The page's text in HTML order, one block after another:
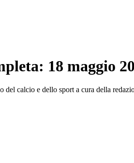
18 maggio
calcio e dello sport a cura della